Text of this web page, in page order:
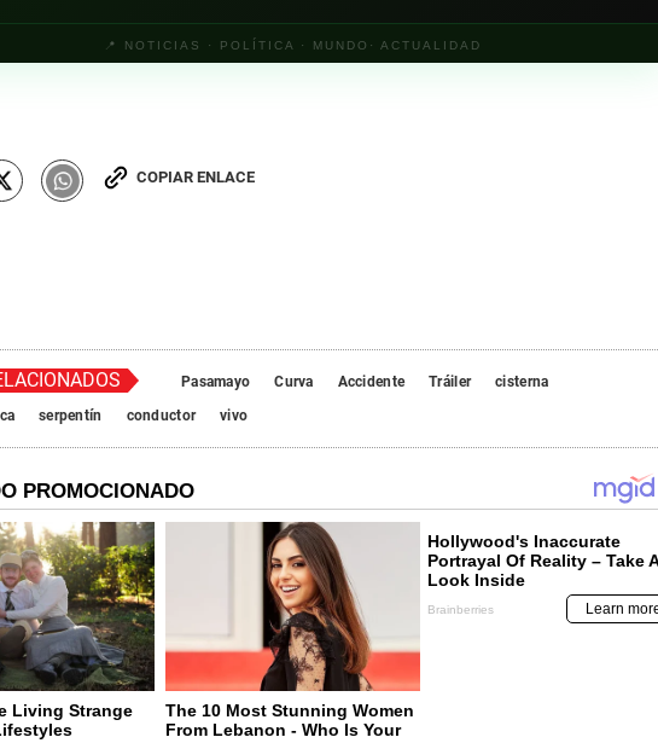
📍 NOTICIAS · POLÍTICA · MUNDO· ACTUALIDAD
COPIAR ENLACE
Pasamayo Curva Accidente Tráiler
cisterna
serpentín conductor vivo